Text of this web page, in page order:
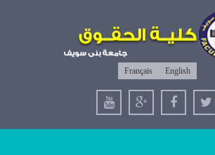
English
Français